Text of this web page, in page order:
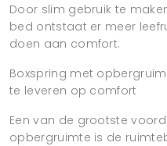
Door slim gebruik te
bed ontstaat er meer
doen aan comfort.
Boxspring met
te leveren op comfort
Een van de grootste
opbergruimte is de